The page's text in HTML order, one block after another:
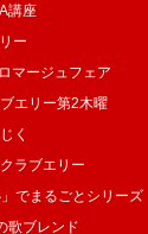
講座
ー
マージュフェア
エリー第2木曜
く
ラブエリー
でまるごとシリーズ
歌ブレンド